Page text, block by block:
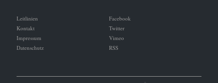
Leitlinien
Kontakt
Impressum
Datenschutz
Facebook
Twitter
Vimeo
RSS